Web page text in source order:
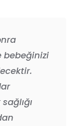
bebeğinizi